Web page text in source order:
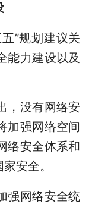
”规划建议关
能力建设以及
没有网络安
加强网络空间
络安全体系和
安全。
网络安全统